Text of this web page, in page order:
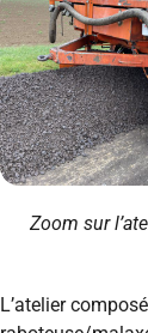
Zoom sur
L’atelier